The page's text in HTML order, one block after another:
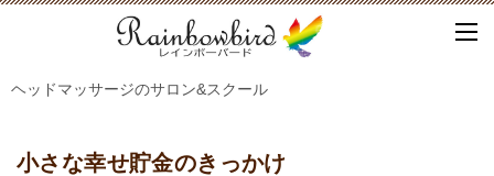
ヘッドマッサージのサロン&スクール
小さな幸せ貯金のきっかけ